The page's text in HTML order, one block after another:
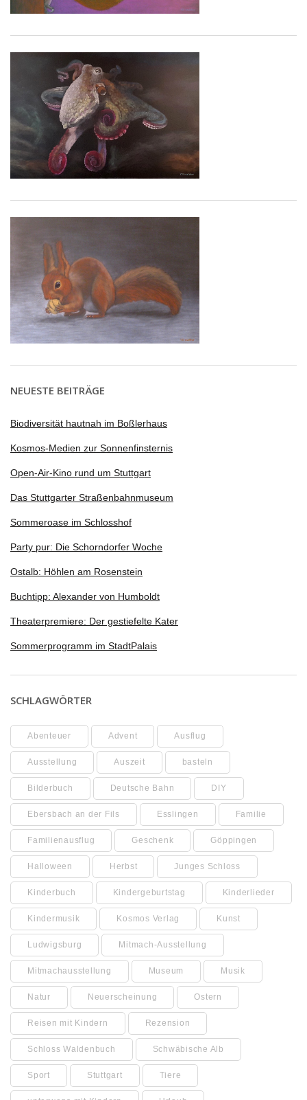
NEUESTE BEITRÄGE
Biodiversität hautnah im Boßlerhaus
Kosmos-Medien zur Sonnenfinsternis
Open-Air-Kino rund um Stuttgart
Das Stuttgarter Straßenbahnmuseum
Sommeroase im Schlosshof
Party pur: Die Schorndorfer Woche
Ostalb: Höhlen am Rosenstein
Buchtipp: Alexander von Humboldt
Theaterpremiere: Der gestiefelte Kater
Sommerprogramm im StadtPalais
SCHLAGWÖRTER
Abenteuer Advent Ausflug
Ausstellung Auszeit basteln
Bilderbuch Deutsche Bahn DIY
Ebersbach an der Fils Esslingen Familie
Familienausflug Geschenk Göppingen
Halloween Herbst Junges Schloss
Kinderbuch Kindergeburtstag Kinderlieder
Kindermusik Kosmos Verlag Kunst
Ludwigsburg Mitmach-Ausstellung
Mitmachausstellung Museum Musik
Natur Neuerscheinung Ostern
Reisen mit Kindern Rezension
Schloss Waldenbuch Schwäbische Alb
Sport Stuttgart Tiere